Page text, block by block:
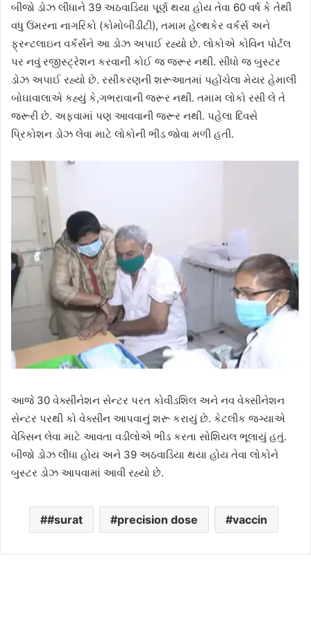
બીજો ડોઝ લીધાને 39 અઠવાડિયા પૂર્ણ થયા હોય તેવા 60 વર્ષ કે તેથી
વધુ ઉંમરના નાગરિકો (કોમોબીડીટી), તમામ હેલ્થકેર વર્કર્સ અને
ફ્રન્ટલાઇન વર્કર્સને આ ડોઝ અપાઈ રહ્યો છે. લોકોએ કોવિન પોર્ટલ
પર નવું રજીસ્ટ્રેશન કરવાની કોઈ જ જરૂર નથી. સીધો જ બુસ્ટર
ડોઝ અપાઈ રહ્યો છે. રસીકરણની શરૂઆતમાં પહોંચેલા મેયર હેમાલી
બોઘાવાલાએ કહ્યું કે,ગભરાવાની જરૂર નથી. તમામ લોકો રસી લે તે
જરૂરી છે. અફવામાં પણ આવવાની જરૂર નથી. પહેલા દિવસે
પ્રિકોશન ડોઝ લેવા માટે લોકોની ભીડ જોવા મળી હતી.
આજે 30 વેક્સીનેશન સેન્ટર પરત કોવીડશિલ અને નવ વેક્સીનેશન
સેન્ટર પરથી કો વેક્સીન આપવાનું શરૂ કરાયું છે. કેટલીક જગ્યાએ
વેક્સિન લેવા માટે આવતા વડીલોએ ભીડ કરતા સોશિયલ ભૂલાયું હતું.
બીજો ડોઝ લીધા હોય અને 39 અઠવાડિયા થયા હોય તેવા લોકોને
બુસ્ટર ડોઝ આપવામાં આવી રહ્યો છે.
#surat precision dose vaccin